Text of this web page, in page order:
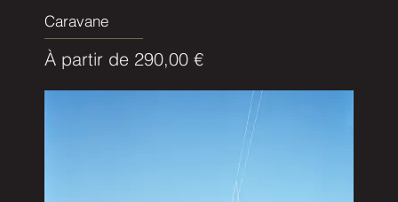
Caravane
À partir de 290,00 €
Prix promotionnel